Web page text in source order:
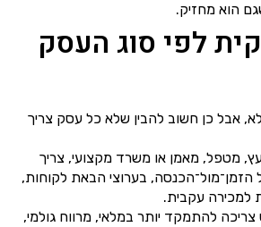
הוא מחזיק.
לפי סוג העסק
אבל כן חשוב להבין שלא כל עסק צריך
מטפל, מאמן או משרד מקצועי, צריך
בערוצי הבאת לקוחות,
למכירה עקבית.
צריכה להתמקד יותר במלאי, מרווח גולמי,